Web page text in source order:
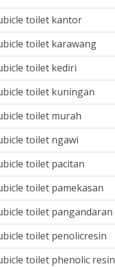
toilet kantor
toilet karawang
toilet kediri
toilet kuningan
toilet murah
toilet ngawi
toilet pacitan
toilet pamekasan
toilet pangandaran
toilet penolicresin
toilet phenolic resin